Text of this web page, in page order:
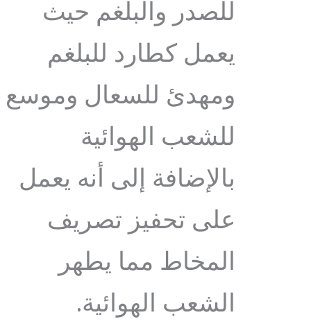
للصدر والبلغم حيث
يعمل كطارد للبلغم
ومهدئ للسعال وموسع
للشعب الهوائية
بالإضافة إلى أنه يعمل
على تحفيز تصريف
المخاط مما يطهر
الشعب الهوائية.